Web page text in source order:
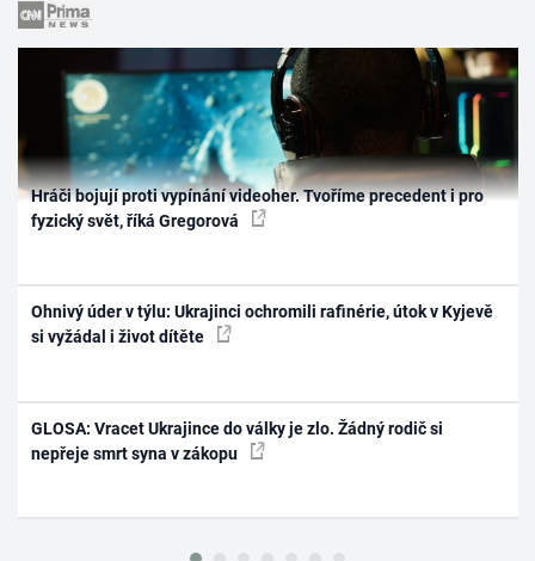
Hráči bojují proti vypínání videoher. Tvoříme precedent i pro
fyzický svět, říká Gregorová
Ohnivý úder v týlu: Ukrajinci ochromili rafinérie, útok v Kyjevě
si vyžádal i život dítěte
GLOSA: Vracet Ukrajince do války je zlo. Žádný rodič si
nepřeje smrt syna v zákopu